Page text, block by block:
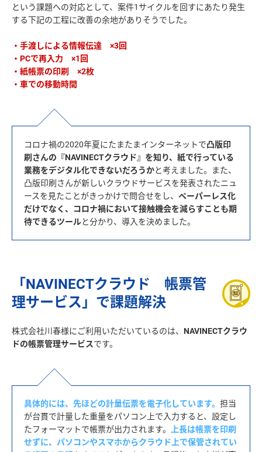
という課題への対応として、案件1サイクルを回すにあたり発生
する下記の工程に改善の余地がありそうでした。
・手渡しによる情報伝達 ×3回
・PCで再入力 ×1回
・紙帳票の印刷 ×2枚
・車での移動時間
コロナ禍の2020年夏にたまたまインターネットで凸版印
刷さんの『NAVINECTクラウド』を知り、紙で行っている
業務をデジタル化できないだろうかと考えました。また、
凸版印刷さんが新しいクラウドサービスを発表されたニュ
ースを見たことがきっかけで問合せをし、 ペーパーレス化
だけでなく、コロナ禍において接触機会を減らすことも期
待できるツール
「NAVINECTクラウド 帳票管
理サービス」で課題解決
株式会社川春様にご利用いただいているのは、 NAVINECTクラウ
ドの帳票管理サービス
具体的には、先ほどの計量伝票を電子化しています。 担当
が台貫で計量した重量をパソコン上で入力すると、設定し
たフォーマットで帳票が出力されます。 上長は帳票を印刷
せずに、パソコンやスマホからクラウド上で保管されてい